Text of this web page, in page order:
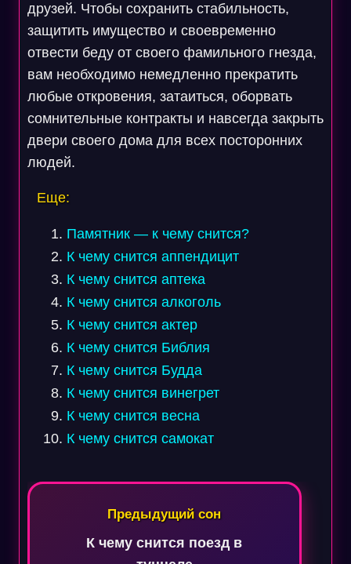
друзей. Чтобы сохранить стабильность,
защитить имущество и своевременно
отвести беду от своего фамильного гнезда,
вам необходимо немедленно прекратить
любые откровения, затаиться, оборвать
сомнительные контракты и навсегда закрыть
двери своего дома для всех посторонних
людей.
Еще:
Памятник — к чему снится?
К чему снится аппендицит
К чему снится аптека
К чему снится алкоголь
К чему снится актер
К чему снится Библия
К чему снится Будда
К чему снится винегрет
К чему снится весна
К чему снится самокат
Навигация
записям
Предыдущий сон
К чему снится поезд в